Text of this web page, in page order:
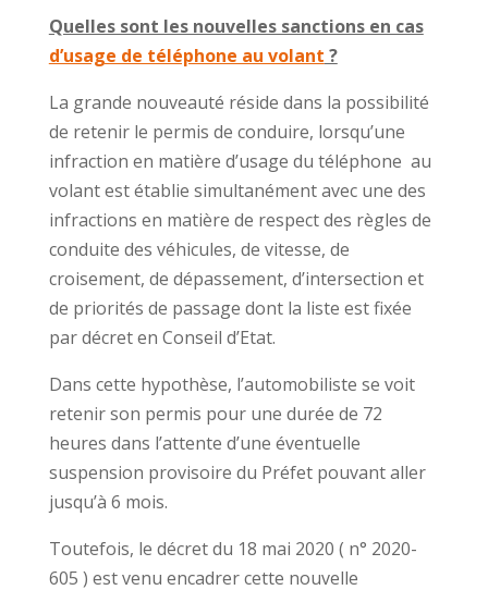
Quelles sont les nouvelles sanctions en cas
d’usage de téléphone au volant ?
La grande nouveauté réside dans la possibilité
de retenir le permis de conduire, lorsqu’une
infraction en matière d’usage du téléphone au
volant est établie simultanément avec une des
infractions en matière de respect des règles de
conduite des véhicules, de vitesse, de
croisement, de dépassement, d’intersection et
de priorités de passage dont la liste est fixée
par décret en Conseil d’Etat.
Dans cette hypothèse, l’automobiliste se voit
retenir son permis pour une durée de 72
heures dans l’attente d’une éventuelle
suspension provisoire du Préfet pouvant aller
jusqu’à 6 mois.
Toutefois, le décret du 18 mai 2020 ( n° 2020-
605 ) est venu encadrer cette nouvelle